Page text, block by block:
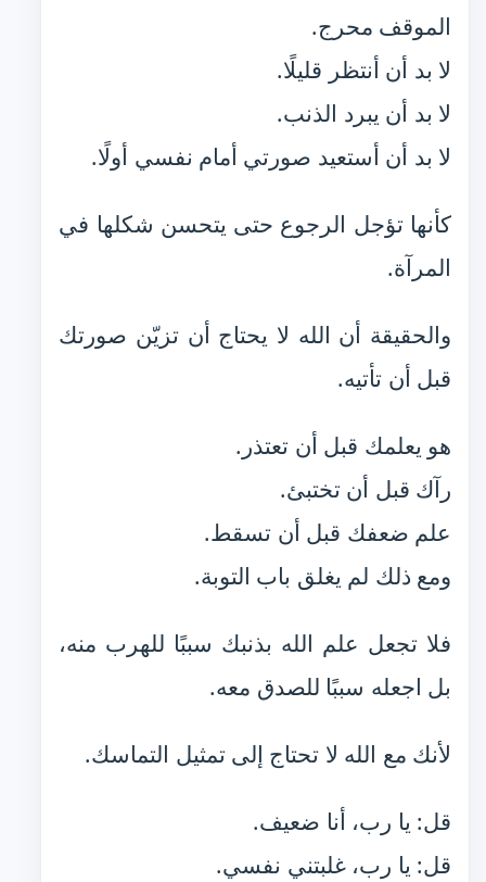
الموقف محرج.
لا بد أن أنتظر قليلًا.
لا بد أن يبرد الذنب.
لا بد أن أستعيد صورتي أمام نفسي أولًا.
كأنها تؤجل الرجوع حتى يتحسن شكلها في
المرآة.
والحقيقة أن الله لا يحتاج أن تزيّن صورتك
قبل أن تأتيه.
هو يعلمك قبل أن تعتذر.
رآك قبل أن تختبئ.
علم ضعفك قبل أن تسقط.
ومع ذلك لم يغلق باب التوبة.
فلا تجعل علم الله بذنبك سببًا للهرب منه،
بل اجعله سببًا للصدق معه.
لأنك مع الله لا تحتاج إلى تمثيل التماسك.
قل: يا رب، أنا ضعيف.
قل: يا رب، غلبتني نفسي.